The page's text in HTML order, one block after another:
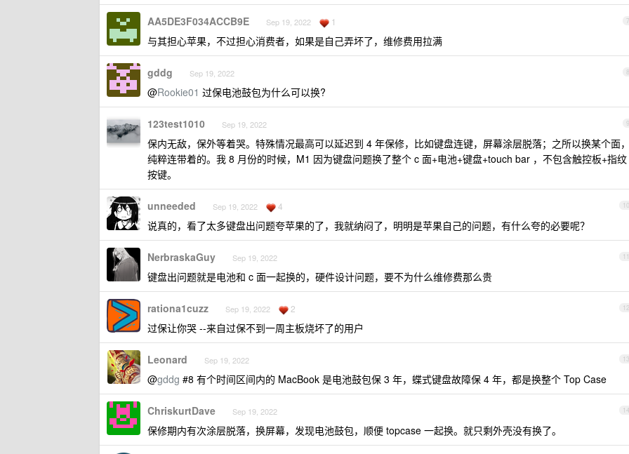
7
AA5DE3F034ACCB9E Sep 19, 2022 1
与其担心苹果，不过担心消费者，如果是自己弄坏了，维修费用拉满
8
gddg Sep 19, 2022
@Rookie01 过保电池鼓包为什么可以换?
9
123test1010 Sep 19, 2022
保内无敌，保外等着哭。特殊情况最高可以延迟到 4 年保修，比如键盘连键，屏幕涂层脱落；之所以换某个面，
纯粹连带着的。我 8 月份的时候，M1 因为键盘问题换了整个 c 面+电池+键盘+touch bar ，不包含触控板+指纹
按键。
10
unneeded Sep 19, 2022 4
说真的，看了太多键盘出问题夸苹果的了，我就纳闷了，明明是苹果自己的问题，有什么夸的必要呢？
11
NerbraskaGuy Sep 19, 2022
键盘出问题就是电池和 c 面一起换的，硬件设计问题，要不为什么维修费那么贵
12
rationa1cuzz Sep 19, 2022 2
过保让你哭 --来自过保不到一周主板烧坏了的用户
13
Leonard Sep 19, 2022
@gddg #8 有个时间区间内的 MacBook 是电池鼓包保 3 年，蝶式键盘故障保 4 年，都是换整个 Top Case
14
ChriskurtDave Sep 19, 2022
保修期内有次涂层脱落，换屏幕，发现电池鼓包，顺便 topcase 一起换。就只剩外壳没有换了。